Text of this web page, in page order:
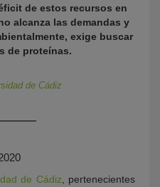
de estos recursos en
alcanza las demandas y
exige buscar
de proteínas.
de Cádiz
de Cádiz , pertenecientes